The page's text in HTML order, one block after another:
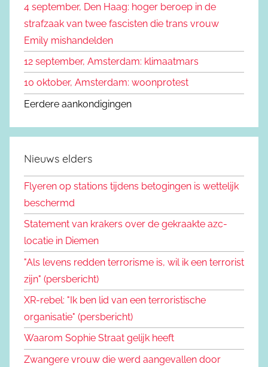
4 september, Den Haag: hoger beroep in de
strafzaak van twee fascisten die trans vrouw
Emily mishandelden
12 september, Amsterdam: klimaatmars
10 oktober, Amsterdam: woonprotest
Eerdere aankondigingen
Nieuws elders
Flyeren op stations tijdens betogingen is wettelijk
beschermd
Statement van krakers over de gekraakte azc-
locatie in Diemen
"Als levens redden terrorisme is, wil ik een terrorist
zijn" (persbericht)
XR-rebel: "Ik ben lid van een terroristische
organisatie" (persbericht)
Waarom Sophie Straat gelijk heeft
Zwangere vrouw die werd aangevallen door